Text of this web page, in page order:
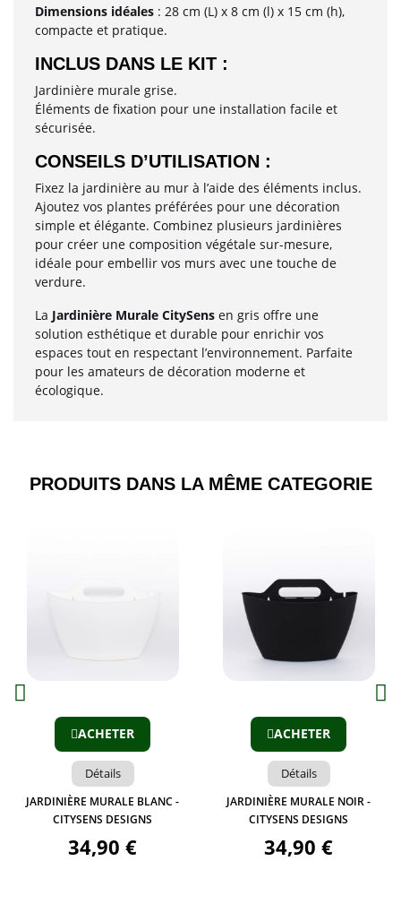
Dimensions idéales : 28 cm (L) x 8 cm (l) x 15 cm (h),
compacte et pratique.
INCLUS DANS LE KIT :
Jardinière murale grise.
Éléments de fixation pour une installation facile et
sécurisée.
CONSEILS D’UTILISATION :
Fixez la jardinière au mur à l’aide des éléments inclus.
Ajoutez vos plantes préférées pour une décoration
simple et élégante. Combinez plusieurs jardinières
pour créer une composition végétale sur-mesure,
idéale pour embellir vos murs avec une touche de
verdure.
La Jardinière Murale CitySens en gris offre une
solution esthétique et durable pour enrichir vos
espaces tout en respectant l’environnement. Parfaite
pour les amateurs de décoration moderne et
écologique.
PRODUITS DANS LA MÊME CATEGORIE​
ACHETER
Détails
JARDINIÈRE MURALE BLANC -
CITYSENS DESIGNS
34,90 €
Aperçu
ACHETER
Détails
JARDINIÈRE MURALE NOIR -
CITYSENS DESIGNS
34,90 €